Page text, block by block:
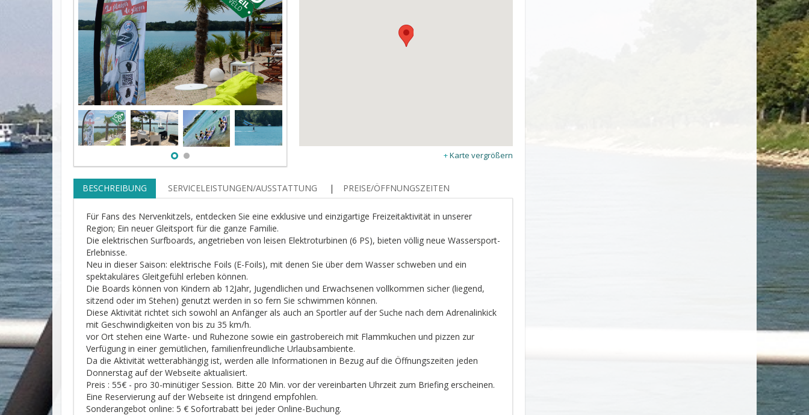
Karte vergrößern
BESCHREIBUNG SERVICELEISTUNGEN/AUSSTATTUNG PREISE/ÖFFNUNGSZEITEN
Für Fans des Nervenkitzels, entdecken Sie eine exklusive und einzigartige Freizeitaktivität in unserer
Region; Ein neuer Gleitsport für die ganze Familie.
Die elektrischen Surfboards, angetrieben von leisen Elektroturbinen (6 PS), bieten völlig neue Wassersport-
Erlebnisse.
Neu in dieser Saison: elektrische Foils (E-Foils), mit denen Sie über dem Wasser schweben und ein
spektakuläres Gleitgefühl erleben können.
Die Boards können von Kindern ab 12Jahr, Jugendlichen und Erwachsenen vollkommen sicher (liegend,
sitzend oder im Stehen) genutzt werden in so fern Sie schwimmen können.
Diese Aktivität richtet sich sowohl an Anfänger als auch an Sportler auf der Suche nach dem Adrenalinkick
mit Geschwindigkeiten von bis zu 35 km/h.
vor Ort stehen eine Warte- und Ruhezone sowie ein gastrobereich mit Flammkuchen und pizzen zur
Verfügung in einer gemütlichen, familienfreundliche Urlaubsambiente.
Da die Aktivität wetterabhängig ist, werden alle Informationen in Bezug auf die Öffnungszeiten jeden
Donnerstag auf der Webseite aktualisiert.
Preis : 55€ - pro 30-minütiger Session. Bitte 20 Min. vor der vereinbarten Uhrzeit zum Briefing erscheinen.
Eine Reservierung auf der Webseite ist dringend empfohlen.
Sonderangebot online: 5 € Sofortrabatt bei jeder Online-Buchung.